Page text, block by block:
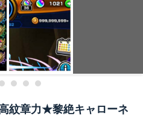
紋章力★黎絶キャローネ